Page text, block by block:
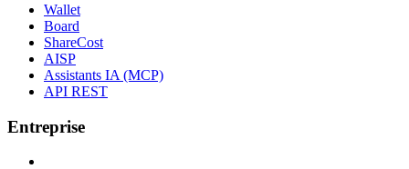
Wallet
Board
ShareCost
AISP
Assistants IA (MCP)
API REST
Entreprise